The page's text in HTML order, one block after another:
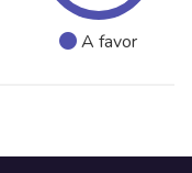
A favor